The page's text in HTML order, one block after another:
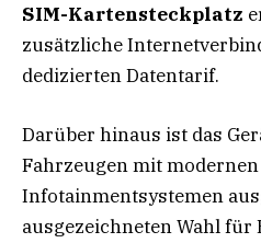
SIM-Kartensteckplatz
zusätzliche
dedizierten Datentarif.
Darüber hinaus ist das
Fahrzeugen mit
Infotainmentsystemen
ausgezeichneten Wahl